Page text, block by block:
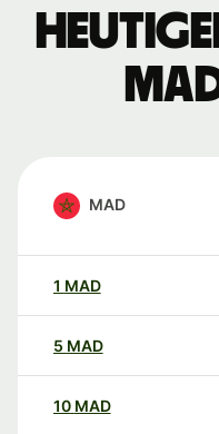
MAD
1 MAD
5 MAD
10 MAD